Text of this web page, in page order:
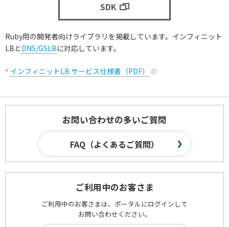
SDK
Ruby用の開発者向けライブラリを掲載しています。インフィニット
LBとDNS/GSLBに対応しています。
インフィニットLB サービス仕様書（PDF）
お問い合わせの多いご質問
FAQ（よくあるご質問）
ご利用中のお客さま
ご利用中のお客さまは、ポータルにログインして
お問い合わせください。